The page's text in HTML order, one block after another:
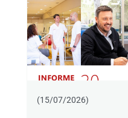
(15/07/2026)